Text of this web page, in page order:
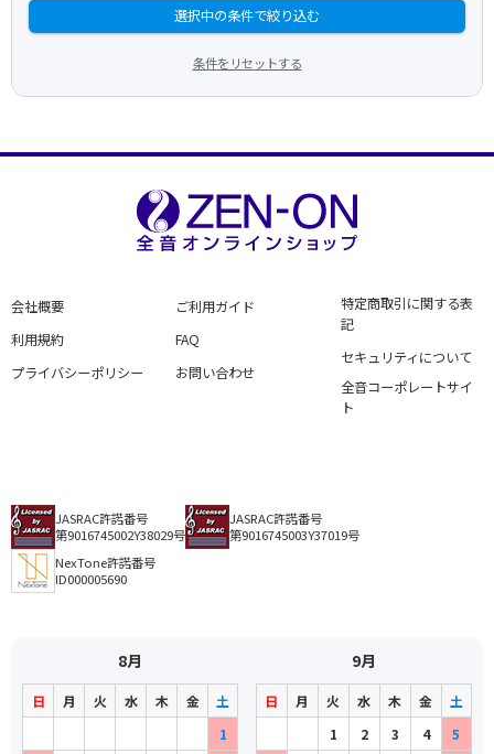
選択中の条件で絞り込む
条件をリセットする
会社概要
利用規約
プライバシーポリシー
ご利用ガイド
FAQ
お問い合わせ
特定商取引に関する表
記
セキュリティについて
全音コーポレートサイ
ト
JASRAC許諾番号
第9016745002Y38029号
JASRAC許諾番号
第9016745003Y37019号
NexTone許諾番号
ID000005690
8月
日 月 火 水 木 金
土
1
9月
日 月 火 水 木 金
土
1
2 3 4 5